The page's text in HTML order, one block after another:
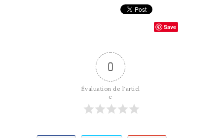
Save
0
Évaluation de l'articl
e